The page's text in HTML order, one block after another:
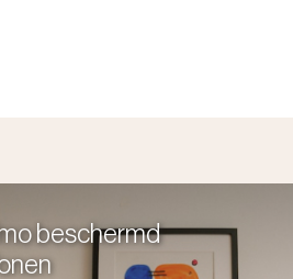
beschermd